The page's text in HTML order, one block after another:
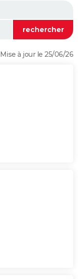
Mise à jour le 25/06/26